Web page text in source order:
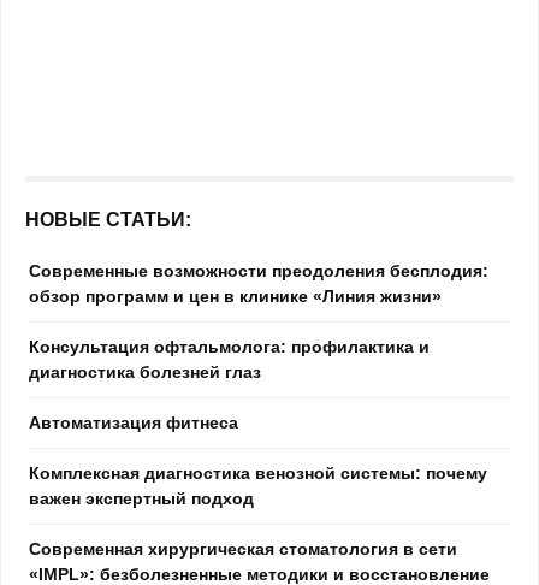
НОВЫЕ СТАТЬИ:
Современные возможности преодоления бесплодия:
обзор программ и цен в клинике «Линия жизни»
Консультация офтальмолога: профилактика и
диагностика болезней глаз
Автоматизация фитнеса
Комплексная диагностика венозной системы: почему
важен экспертный подход
Современная хирургическая стоматология в сети
«IMPL»: безболезненные методики и восстановление